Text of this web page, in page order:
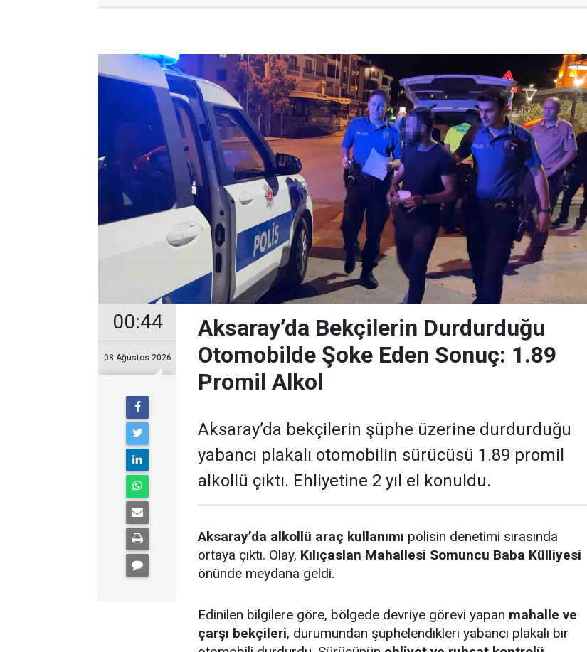
00:44
08 Ağustos 2026
Aksaray’da Bekçilerin Durdurduğu
Otomobilde Şoke Eden Sonuç: 1.89
Promil Alkol
Aksaray’da bekçilerin şüphe üzerine durdurduğu
yabancı plakalı otomobilin sürücüsü 1.89 promil
alkollü çıktı. Ehliyetine 2 yıl el konuldu.
Aksaray’da alkollü araç kullanımı polisin denetimi sırasında
ortaya çıktı. Olay, Kılıçaslan Mahallesi Somuncu Baba Külliyesi
önünde meydana geldi.
Edinilen bilgilere göre, bölgede devriye görevi yapan mahalle ve
çarşı bekçileri, durumundan şüphelendikleri yabancı plakalı bir